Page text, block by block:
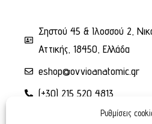
Ρυθμίσεις
Σηστού 45 & Ιλοσσού 2,
Αττικής, 18450, Ελλάδα
eshop@ovvioanatomic.gr
(+30) 215 520 4813